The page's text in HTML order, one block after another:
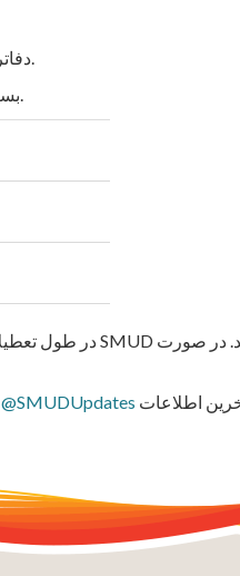
دفاتر منطقه خدمات شهری ساکرامنتو در روزهای پنجشنبه و جمعه، نوامبر 26 و 27 ، 2020 به مناسبت تعطیلات شکرگزاری تعطیل خواهند بود.
در حالی که ساعات کاری عادی از دوشنبه، نوامبر 30 از سر گرفته می‌شود، پردیس‌های SMUD به دلیل همه‌گیری COVID-19 بسته می‌مانند.
@SMUDUpdates